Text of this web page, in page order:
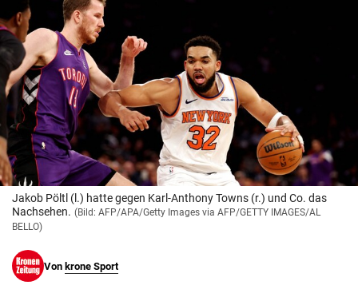
search
Suchbegriff
eingeben
© Krone Multimedia GmbH & Co KG 2026
Muthgasse 2, 1190 Wien
Jakob Pöltl (l.) hatte gegen Karl-Anthony Towns (r.) und Co. das
Nachsehen. (Bild: AFP/APA/Getty Images via AFP/GETTY IMAGES/AL
BELLO)
Von krone Sport